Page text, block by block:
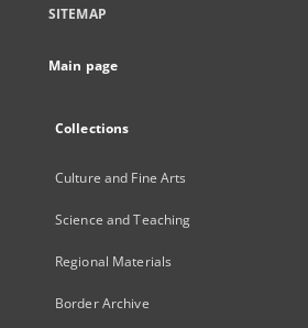
SITEMAP
Main page
Collections
Culture and Fine Arts
Science and Teaching
Regional Materials
Border Archive